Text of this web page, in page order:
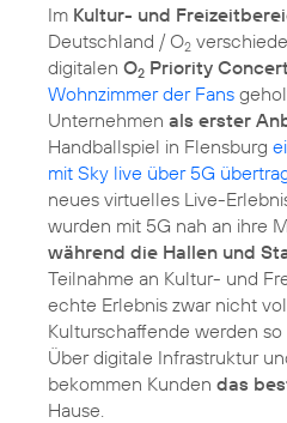
Im Kultur- und
Deutschland / O2
digitalen O2 Priority
Wohnzimmer der Fans
Unternehmen als erster
Handballspiel in Flensburg
mit Sky live über 5G
neues virtuelles Live-
wurden mit 5G nah an ihre
während die Hallen und
Teilnahme an Kultur- und
echte Erlebnis zwar nicht
Kulturschaffende werden
Über digitale Infrastruktur
bekommen Kunden das
Hause.